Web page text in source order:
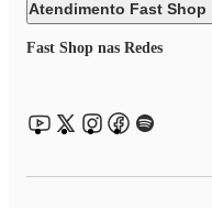
Atendimento Fast Shop
Fast Shop nas Redes